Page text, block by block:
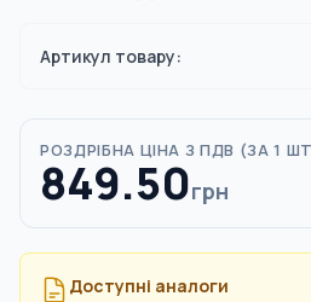
Артикул товару:
РОЗДРІБНА ЦІНА З ПДВ (ЗА 1
849.50грн
Доступні аналоги